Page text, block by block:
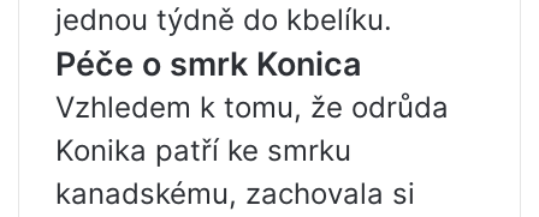
jednou týdně do kbelíku.
Péče o smrk Konica
Vzhledem k tomu, že odrůda
Konika patří ke smrku
kanadskému, zachovala si